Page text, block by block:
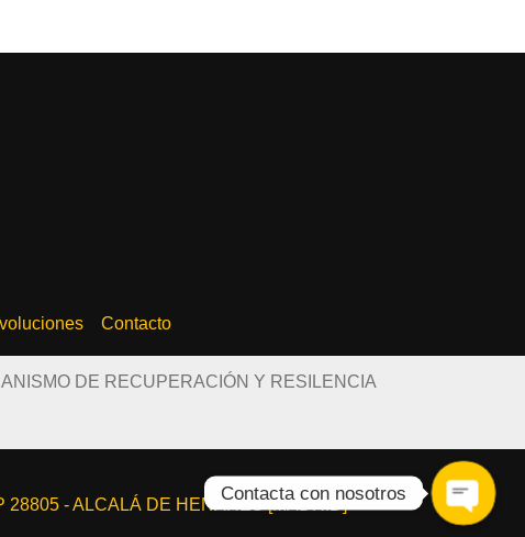
Contacto
DE RECUPERACIÓN Y RESILENCIA
28805 - ALCALÁ DE HENARES [MADRID]
Contacta con nosotros